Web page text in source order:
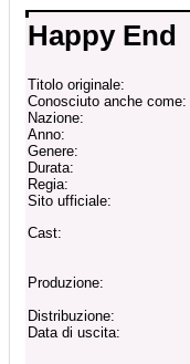
Happy End
Titolo originale:
Conosciuto anche come:
Nazione:
Anno:
Genere:
Durata:
Regia:
Sito ufficiale:
Cast:
Produzione:
Distribuzione:
Data di uscita: